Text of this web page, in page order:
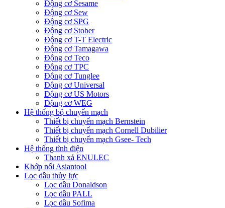
Động cơ Sesame
Động cơ Sew
Động cơ SPG
Động cơ Stober
Động cơ T-T Electric
Động cơ Tamagawa
Động cơ Teco
Động cơ TPC
Động cơ Tunglee
Động cơ Universal
Động cơ US Motors
Động cơ WEG
Hệ thống bộ chuyển mạch
Thiết bị chuyển mạch Bernstein
Thiết bị chuyển mạch Cornell Dubilier
Thiết bị chuyển mạch Gsee- Tech
Hệ thống tĩnh điện
Thanh xả ENULEC
Khớp nối Asiantool
Lọc dầu thủy lực
Lọc dầu Donaldson
Lọc dầu PALL
Lọc dầu Sofima